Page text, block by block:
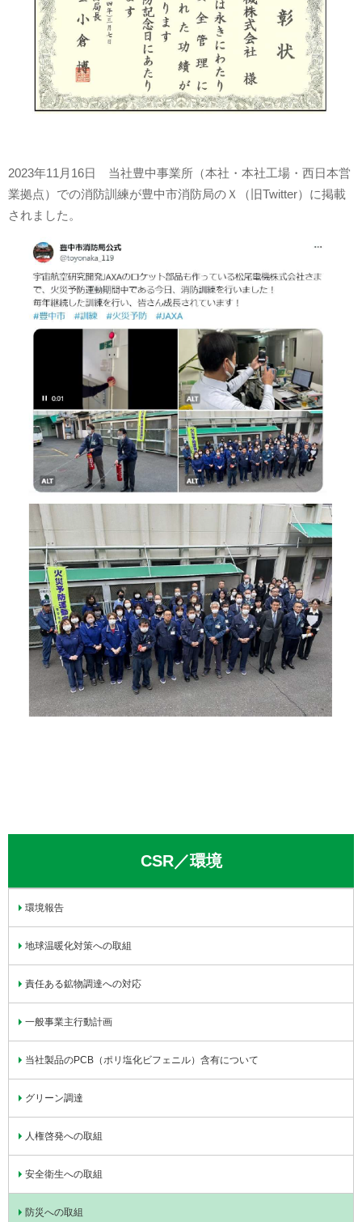
2023年11月16日 当社豊中事業所（本社・本社工場・西日本営
業拠点）での消防訓練が豊中市消防局のＸ（旧Twitter）に掲載
されました。
CSR／環境
環境報告
地球温暖化対策への取組
責任ある鉱物調達への対応
一般事業主行動計画
当社製品のPCB（ポリ塩化ビフェニル）含有について
グリーン調達
人権啓発への取組
安全衛生への取組
防災への取組